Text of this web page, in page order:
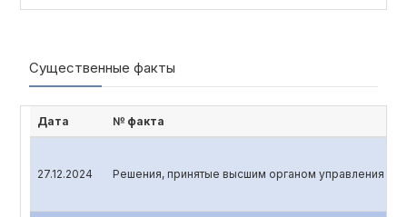
Существенные факты
Дата № факта
27.12.2024 Решения, принятые высшим органом управления